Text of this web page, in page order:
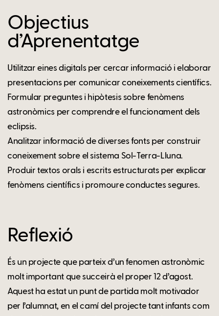
Objectius
d’Aprenentatge
Utilitzar eines digitals per cercar informació i elaborar
presentacions per comunicar coneixements científics.
Formular preguntes i hipòtesis sobre fenòmens
astronòmics per comprendre el funcionament dels
eclipsis.
Analitzar informació de diverses fonts per construir
coneixement sobre el sistema Sol-Terra-Lluna.
Produir textos orals i escrits estructurats per explicar
fenòmens científics i promoure conductes segures.
Reflexió
És un projecte que parteix d’un fenomen astronòmic
molt important que succeirà el proper 12 d’agost.
Aquest ha estat un punt de partida molt motivador
per l’alumnat, en el camí del projecte tant infants com